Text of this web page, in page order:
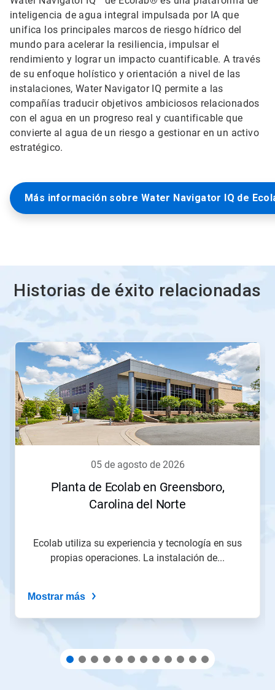
inteligencia de agua integral impulsada por IA que
unifica los principales marcos de riesgo hídrico del
mundo para acelerar la resiliencia, impulsar el
rendimiento y lograr un impacto cuantificable. A través
de su enfoque holístico y orientación a nivel de las
instalaciones, Water Navigator IQ permite a las
compañías traducir objetivos ambiciosos relacionados
con el agua en un progreso real y cuantificable que
convierte al agua de un riesgo a gestionar en un activo
estratégico.
Más información sobre Water Navigator IQ de
Historias de éxito relacionadas
Esto
carrusel.
Use
los
botones
Siguiente
Anterior
utilizando
diapositiva.
05 de agosto de 2026
Planta de Ecolab en Greensboro,
Carolina del Norte
Ecolab utiliza su experiencia y tecnología en sus
propias operaciones. La instalación de...
Mostrar más